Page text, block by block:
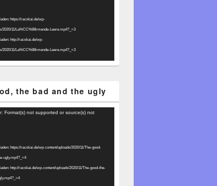
https://racskai.de/wp-
2020/11/La%CC%88rmende-Leere.mp4?_=3
http://racskai.de/wp-
2020/11/La%CC%88rmende-Leere.mp4?_=3
the bad and the ugly
Format(s) not supported or source(s) not
https://racskai.de/wp-content/uploads/2020/11/The-good-
ugly.mp4?_=4
http://racskai.de/wp-content/uploads/2020/11/The-good-the-